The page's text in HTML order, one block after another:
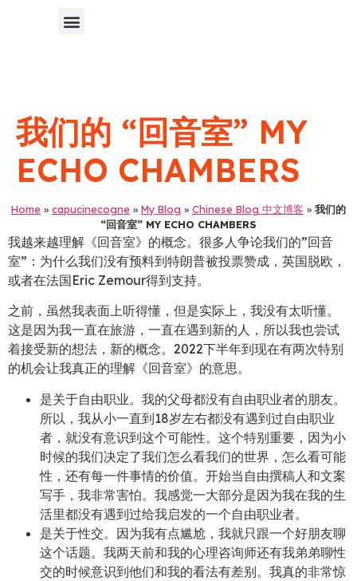
我们的 “回音室” MY
ECHO CHAMBERS
Home » capucinecogne » My Blog » Chinese Blog 中文博客 » 我们的
“回音室” MY ECHO CHAMBERS
我越来越理解《回音室》的概念。很多人争论我们的”回音
室”：为什么我们没有预料到特朗普被投票赞成，英国脱欧，
或者在法国Eric Zemour得到支持。
之前，虽然我表面上听得懂，但是实际上，我没有太听懂。
这是因为我一直在旅游，一直在遇到新的人，所以我也尝试
着接受新的想法，新的概念。2022下半年到现在有两次特别
的机会让我真正的理解《回音室》的意思。
是关于自由职业。我的父母都没有自由职业者的朋友。
所以，我从小一直到18岁左右都没有遇到过自由职业
者，就没有意识到这个可能性。这个特别重要，因为小
时候的我们决定了我们怎么看我们的世界，怎么看可能
性，还有每一件事情的价值。开始当自由撰稿人和文案
写手，我非常害怕。我感觉一大部分是因为我在我的生
活里都没有遇到过给我启发的一个自由职业者。
是关于性交。因为我有点尴尬，我就只跟一个好朋友聊
这个话题。我两天前和我的心理咨询师还有我弟弟聊性
交的时候意识到他们和我的看法有差别。我真的非常惊